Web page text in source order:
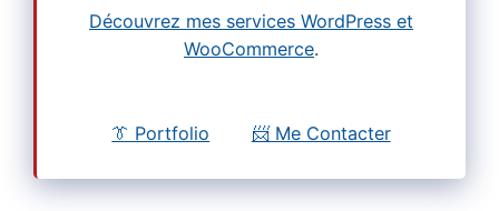
Découvrez mes services WordPress et
WooCommerce.
👔 Portfolio 📨 Me Contacter